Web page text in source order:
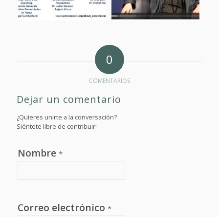
0
COMENTARIOS
Dejar un comentario
¿Quieres unirte a la conversación?
Siéntete libre de contribuir!
Nombre *
Correo electrónico *